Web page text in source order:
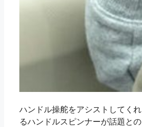
ハンドル操舵をアシストしてくれ
るハンドルスピンナーが話題との